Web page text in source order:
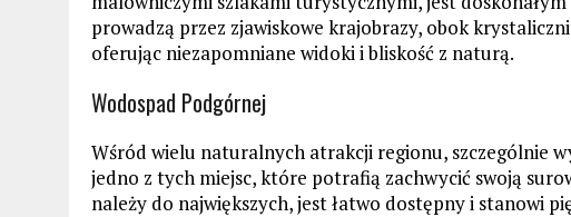
prowadzą przez zjawiskowe krajobrazy, obok
oferując niezapomniane widoki i bliskość z naturą.
Wodospad Podgórnej
Wśród wielu naturalnych atrakcji regionu, szczególnie
jedno z tych miejsc, które potrafią zachwycić swoją
należy do największych, jest łatwo dostępny i stanowi